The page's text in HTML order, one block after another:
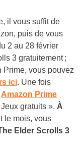
il vous suffit de
puis de vous
2 au 28 février
3 gratuitement ;
Prime, vous pouvez
ici. Une fois
Amazon Prime
gratuits ». À
le mois, vous
Elder Scrolls 3